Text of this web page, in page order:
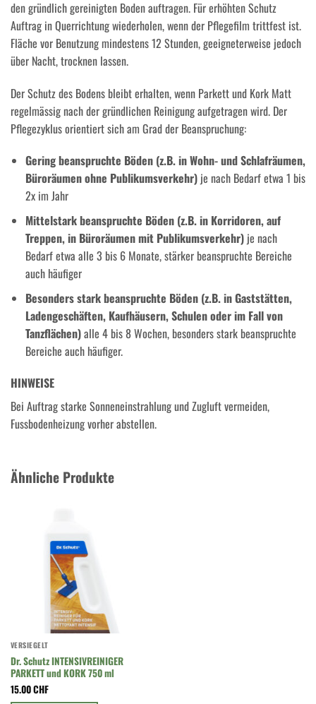
den gründlich gereinigten Boden auftragen. Für erhöhten Schutz
Auftrag in Querrichtung wiederholen, wenn der Pflegefilm trittfest ist.
Fläche vor Benutzung mindestens 12 Stunden, geeigneterweise jedoch
über Nacht, trocknen lassen.
Der Schutz des Bodens bleibt erhalten, wenn Parkett und Kork Matt
regelmässig nach der gründlichen Reinigung aufgetragen wird. Der
Pflegezyklus orientiert sich am Grad der Beanspruchung:
Gering beanspruchte Böden (z.B. in Wohn- und Schlafräumen,
Büroräumen ohne Publikumsverkehr)je nach Bedarf etwa 1 bis
2x im Jahr
Mittelstark beanspruchte Böden (z.B. in Korridoren, auf
Treppen, in Büroräumen mit Publikumsverkehr)je nach
Bedarf etwa alle 3 bis 6 Monate, stärker beanspruchte Bereiche
auch häufiger
Besonders stark beanspruchte Böden (z.B. in Gaststätten,
Ladengeschäften, Kaufhäusern, Schulen oder im Fall von
Tanzflächen)alle 4 bis 8 Wochen, besonders stark beanspruchte
Bereiche auch häufiger.
HINWEISE
Bei Auftrag starke Sonneneinstrahlung und Zugluft vermeiden,
Fussbodenheizung vorher abstellen.
Ähnliche Produkte
VERSIEGELT
Dr. Schutz INTENSIVREINIGER
PARKETT und KORK 750 ml
15.00CHF